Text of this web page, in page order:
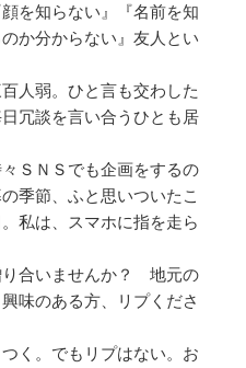
を知らない』『名前を知
か分からない』友人とい
人弱。ひと言も交わした
冗談を言い合うひとも居
ＳＮＳでも企画をするの
季節、ふと思いついたこ
私は、スマホに指を走ら
り合いませんか？ 地元の
味のある方、リプくださ
く。でもリプはない。お